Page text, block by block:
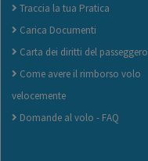
Traccia la tua Pratica
Carica Documenti
Carta dei diritti del passeggero
Come avere il rimborso volo
velocemente
Domande al volo - FAQ